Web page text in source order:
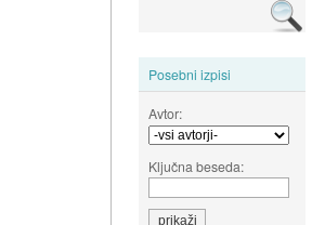
Posebni izpisi
Avtor:
Ključna beseda: